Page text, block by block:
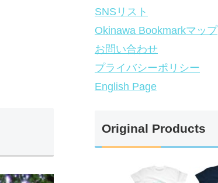
SNSリスト
Okinawa Bookmarkマップ
お問い合わせ
プライバシーポリシー
English Page
Original Products